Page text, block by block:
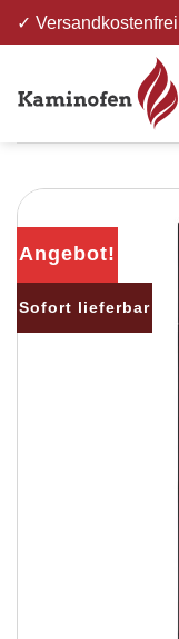
Inhalt
✓ Versandkostenfrei
Angebot!
Sofort lieferbar